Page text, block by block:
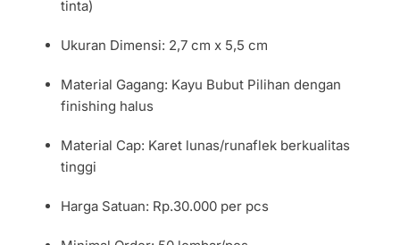
tinta)
Ukuran Dimensi: 2,7 cm x 5,5 cm
Material Gagang: Kayu Bubut Pilihan dengan
finishing halus
Material Cap: Karet lunas/runaflek berkualitas
tinggi
Harga Satuan: Rp.30.000 per pcs